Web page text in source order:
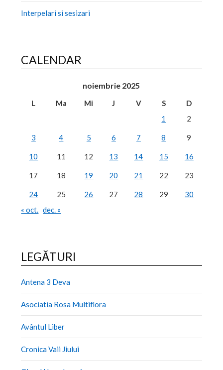
Interpelari si sesizari
CALENDAR
noiembrie 2025
L Ma Mi J V S
D
1
2
3 4 5 6 7 8 9
10 11 12 13 14 15 16
17 18 19 20 21 22 23
24 25 26 27 28 29
30
« oct. dec. »
LEGĂTURI
Antena 3 Deva
Asociatia Rosa Multiflora
Avântul Liber
Cronica Vaii Jiului